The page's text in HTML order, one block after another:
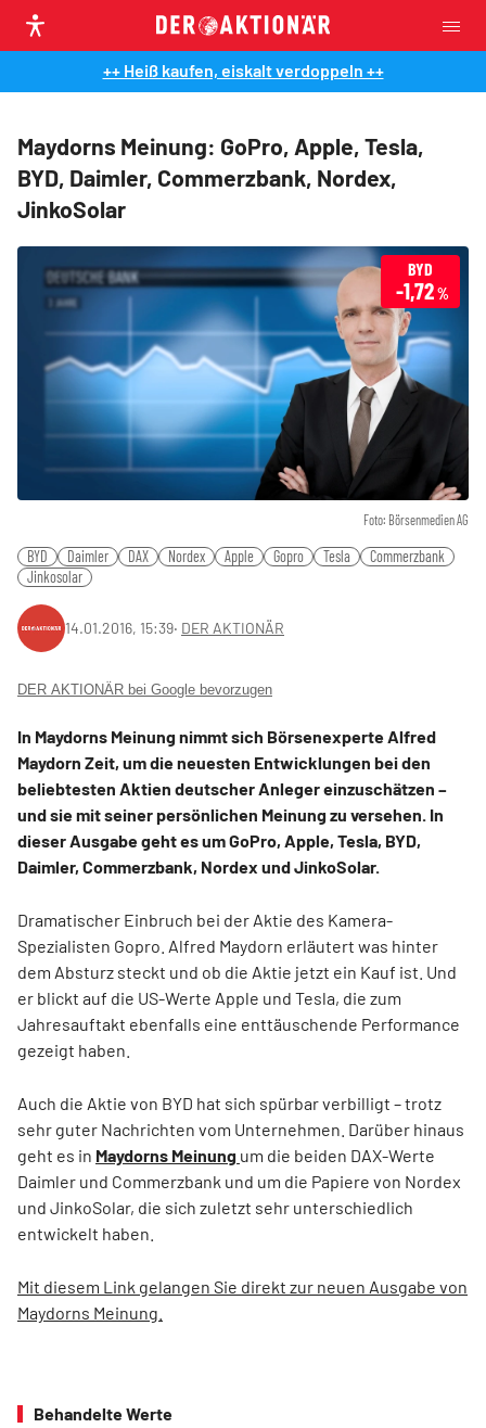
++ Heiß kaufen, eiskalt verdoppeln ++
Maydorns Meinung: GoPro, Apple, Tesla,
BYD, Daimler, Commerzbank, Nordex,
JinkoSolar
Foto: Börsenmedien AG
BYD
-1,72%
BYD Daimler DAX Nordex Apple Gopro Tesla
Commerzbank
Jinkosolar
14.01.2016, 15:39‧ DER AKTIONÄR
DER AKTIONÄR bei Google bevorzugen
In Maydorns Meinung nimmt sich Börsenexperte Alfred
Maydorn Zeit, um die neuesten Entwicklungen bei den
beliebtesten Aktien deutscher Anleger einzuschätzen –
und sie mit seiner persönlichen Meinung zu versehen. In
dieser Ausgabe geht es um GoPro, Apple, Tesla, BYD,
Daimler, Commerzbank, Nordex und JinkoSolar.
Dramatischer Einbruch bei der Aktie des Kamera-
Spezialisten Gopro. Alfred Maydorn erläutert was hinter
dem Absturz steckt und ob die Aktie jetzt ein Kauf ist. Und
er blickt auf die US-Werte Apple und Tesla, die zum
Jahresauftakt ebenfalls eine enttäuschende Performance
gezeigt haben.
Auch die Aktie von BYD hat sich spürbar verbilligt – trotz
sehr guter Nachrichten vom Unternehmen. Darüber hinaus
geht es in Maydorns Meinung um die beiden DAX-Werte
Daimler und Commerzbank und um die Papiere von Nordex
und JinkoSolar, die sich zuletzt sehr unterschiedlich
entwickelt haben.
Mit diesem Link gelangen Sie direkt zur neuen Ausgabe von
Maydorns Meinung.
Behandelte Werte